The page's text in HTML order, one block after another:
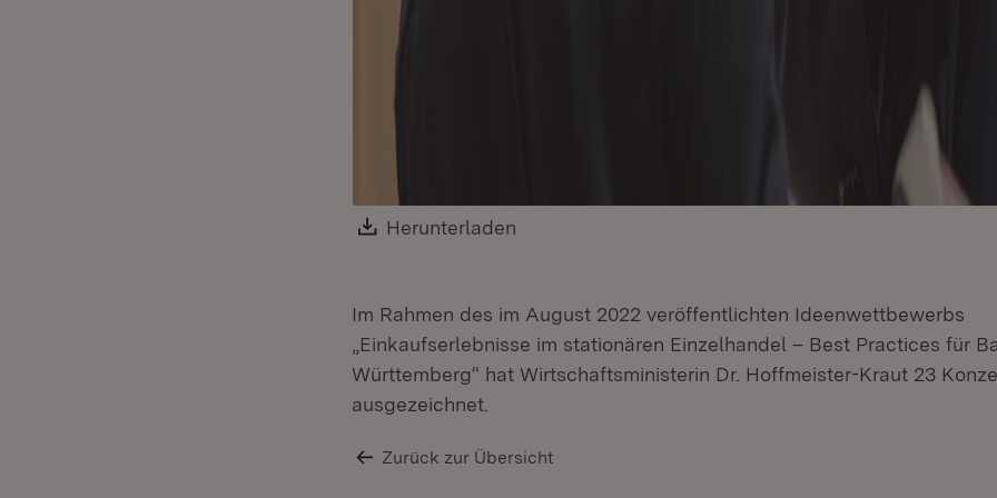
Download:
Herunterladen
Im Rahmen des im August 2022 veröffentlichten Ideenwettbewerbs
„Einkaufserlebnisse im stationären Einzelhandel – Best Practices für
Württemberg“ hat Wirtschaftsministerin Dr. Hoffmeister-Kraut 23
ausgezeichnet.
Zurück zur Übersicht